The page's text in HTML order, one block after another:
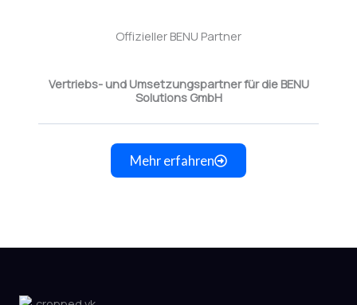
Offizieller BENU Partner
Vertriebs- und Umsetzungspartner für die BENU
Solutions GmbH
Mehr erfahren